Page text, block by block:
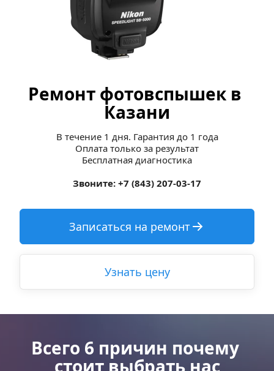
Ремонт фотовспышек в
Казани
В течение 1 дня. Гарантия до 1 года
Оплата только за результат
Бесплатная диагностика
Звоните: +7 (843) 207-03-17
Записаться на ремонт
Узнать цену
Всего 6 причин почему
стоит выбрать нас